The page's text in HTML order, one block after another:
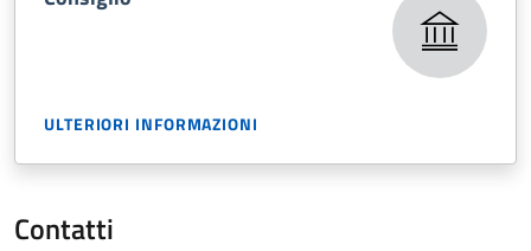
ULTERIORI INFORMAZIONI
Contatti